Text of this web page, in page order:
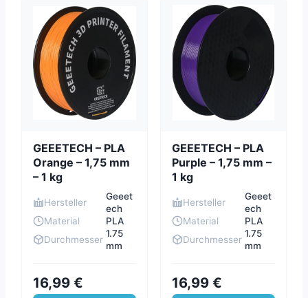
GEEETECH – PLA
Orange – 1,75 mm
– 1 kg
Hersteller
Geeet
ech
Material
PLA
Durchmesser
1.75
mm
16,99 €
GEEETECH – PLA
Purple – 1,75 mm –
1 kg
Hersteller
Geeet
ech
Material
PLA
Durchmesser
1.75
mm
16,99 €